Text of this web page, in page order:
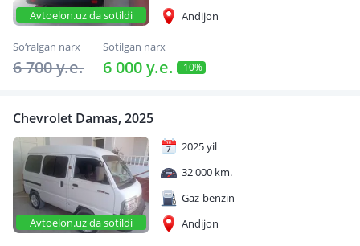
Avtoelon.uz da sotildi
Andijon
So‘ralgan narx
6 700 y.e.
Sotilgan narx
6 000 y.e. -10%
Chevrolet Damas, 2025
Avtoelon.uz da sotildi
2025 yil
32 000 km.
Gaz-benzin
Andijon